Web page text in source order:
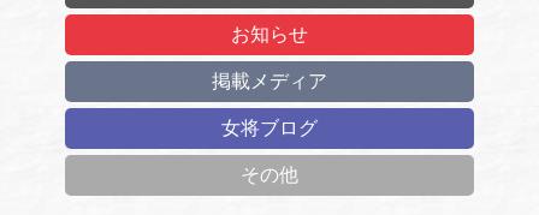
お知らせ
掲載メディア
女将ブログ
その他